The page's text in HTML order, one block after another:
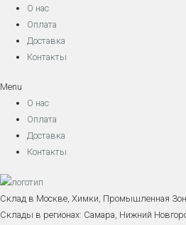
О нас
Оплата
Доставка
Контакты
Menu
О нас
Оплата
Доставка
Контакты
Склад в Москве, Химки, Промышленная
Склады в регионах: Самара, Нижний